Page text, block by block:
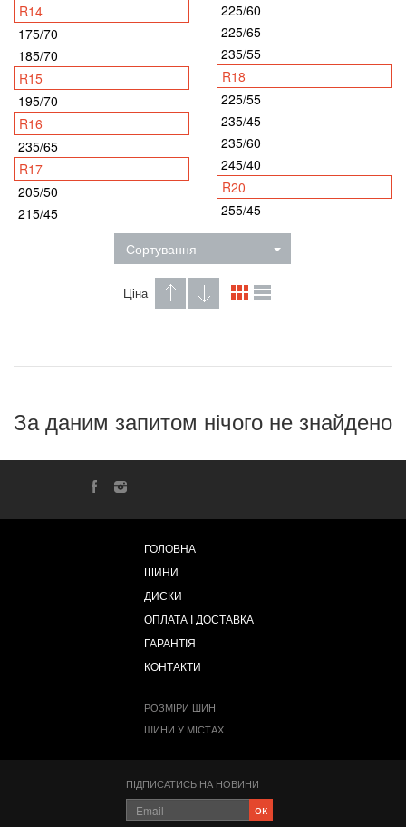
R14
175/70
185/70
R15
195/70
R16
235/65
R17
205/50
215/45
225/60
225/65
235/55
R18
225/55
235/45
235/60
245/40
R20
255/45
Сортування
Ціна
За даним запитом нічого не знайдено
ГОЛОВНА
ШИНИ
ДИСКИ
ОПЛАТА І ДОСТАВКА
ГАРАНТІЯ
КОНТАКТИ
РОЗМІРИ ШИН
ШИНИ У МІСТАХ
ПІДПИСАТИСЬ НА НОВИНИ
ок